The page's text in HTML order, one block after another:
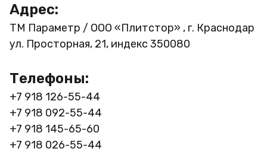
Адрес:
ТМ Параметр / ООО «Плитстор» , г. Краснодар
ул. Просторная, 21, индекс 350080
Телефоны:
+7 918 126-55-44
+7 918 092-55-44
+7 918 145-65-60
+7 918 026-55-44